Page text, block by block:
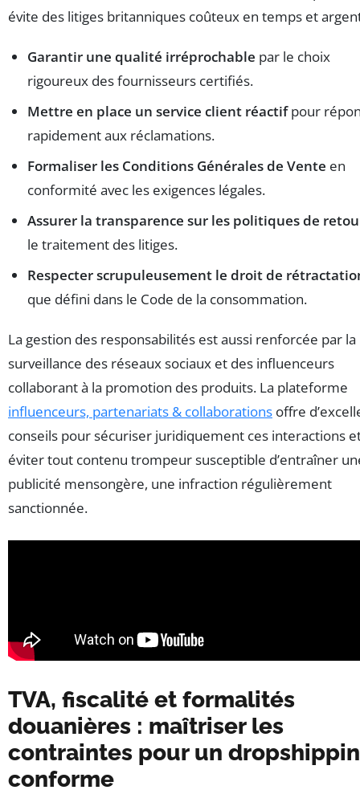
évite des litiges britanniques coûteux en temps et
Garantir une qualité irréprochable par le choix
rigoureux des fournisseurs certifiés.
Mettre en place un service client réactifpour
rapidement aux réclamations.
Formaliser les Conditions Générales de Vente en
conformité avec les exigences légales.
Assurer la transparence sur les politiques de
le traitement des litiges.
Respecter scrupuleusement le droit de
que défini dans le Code de la consommation.
La gestion des responsabilités est aussi renforcée par la
surveillance des réseaux sociaux et des influenceurs
collaborant à la promotion des produits. La plateforme
influenceurs, partenariats & collaborations offre
conseils pour sécuriser juridiquement ces interactions
éviter tout contenu trompeur susceptible d’entraîner
publicité mensongère, une infraction régulièrement
sanctionnée.
TVA, fiscalité et formalités
douanières : maîtriser les
contraintes pour un
conforme